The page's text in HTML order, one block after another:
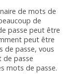
de mots de
de
passe peut être
peut être
de passe, vous
de passe
mots de passe.